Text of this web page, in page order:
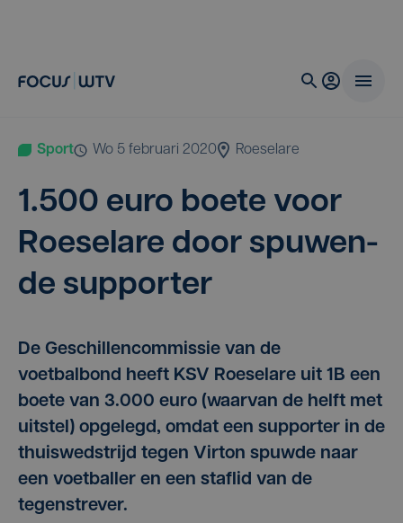
Sport wo 5 februari 2020 Roeselare
1.500 euro boe­te voor
Roe­se­la­re door spu­wen­
de supporter
De Geschillencommissie van de
voetbalbond heeft KSV Roeselare uit 1B een
boete van 3.000 euro (waarvan de helft met
uitstel) opgelegd, omdat een supporter in de
thuiswedstrijd tegen Virton spuwde naar
een voetballer en een staflid van de
tegenstrever.